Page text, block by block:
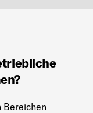
Bereichen